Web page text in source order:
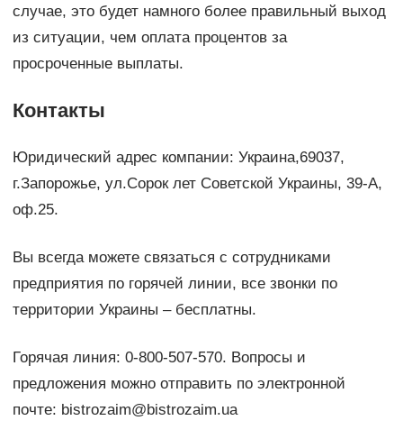
случае, это будет намного более правильный выход
из ситуации, чем оплата процентов за
просроченные выплаты.
Контакты
Юридический адрес компании: Украина,69037,
г.Запорожье, ул.Сорок лет Советской Украины, 39-А,
оф.25.
Вы всегда можете связаться с сотрудниками
предприятия по горячей линии, все звонки по
территории Украины – бесплатны.
Горячая линия: 0-800-507-570. Вопросы и
предложения можно отправить по электронной
почте: bistrozaim@bistrozaim.ua